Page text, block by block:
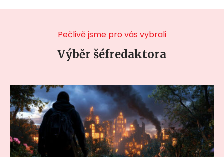
Pečlivě jsme pro vás vybrali
Výběr šéfredaktora